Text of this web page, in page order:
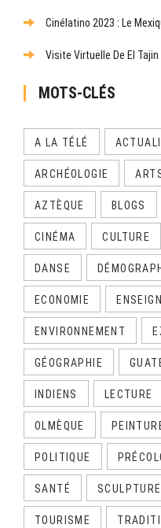
Cinélatino 2023 : Le
Visite Virtuelle De El Tajin
MOTS-CLÉS
A LA TÉLÉ
ARCHÉOLOGIE
AZTÈQUE BLOGS
CINÉMA CULTURE
DANSE
ECONOMIE
ENVIRONNEMENT
GÉOGRAPHIE
INDIENS LECTURE
OLMÈQUE
POLITIQUE
SANTÉ SCULPTURE
TOURISME